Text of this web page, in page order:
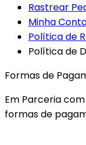
Rastrear
Minha
Política de
Política de
Formas de
Em Parceria
formas de